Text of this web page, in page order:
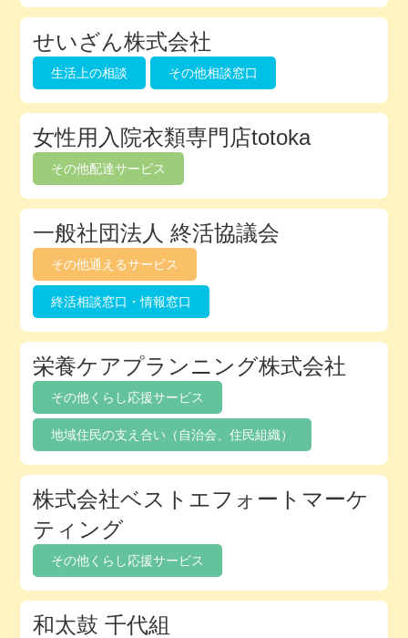
せいざん株式会社
生活上の相談 その他相談窓口
女性用入院衣類専門店totoka
その他配達サービス
一般社団法人 終活協議会
その他通えるサービス
終活相談窓口・情報窓口
栄養ケアプランニング株式会社
その他くらし応援サービス
地域住民の支え合い（自治会、住民組織）
株式会社ベストエフォートマーケ
ティング
その他くらし応援サービス
和太鼓 千代組